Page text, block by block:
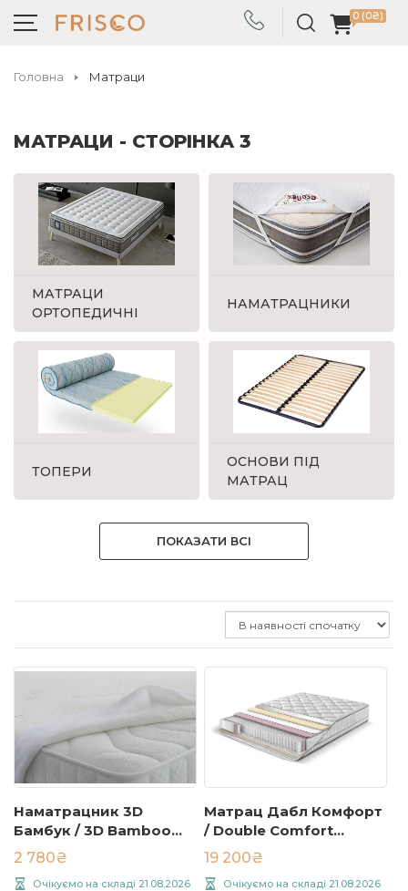
0 (0₴)
Головна Матраци
МАТРАЦИ - СТОРІНКА 3
МАТРАЦИ
ОРТОПЕДИЧНІ
НАМАТРАЦНИКИ
ТОПЕРИ
ОСНОВИ ПІД
МАТРАЦ
ПОКАЗАТИ ВСІ
Наматрацник 3D
Бамбук / 3D Bamboo
чохол на матрац
180x200
2 780₴
Очікуємо на складі 21.08.2026
Матрац Дабл Комфорт
/ Double Comfort
160x200
19 200₴
Очікуємо на складі 21.08.2026